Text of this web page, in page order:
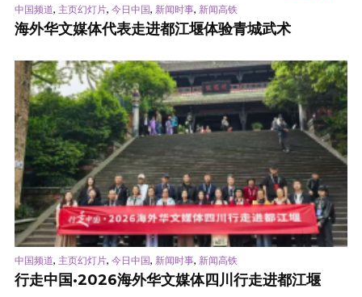
中国频道, 主页幻灯片, 今日中国, 新闻时事, 新闻高铁
海外华文媒体代表走进都江堰体验青城武术
中国频道, 主页幻灯片, 今日中国, 新闻时事, 新闻高铁
行走中国·2026海外华文媒体四川行走进都江堰